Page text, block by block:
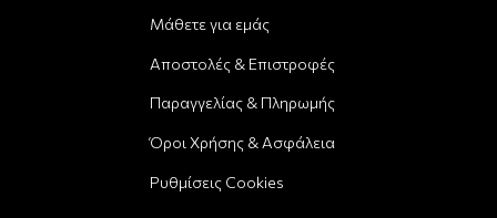
Μάθετε για εμάς
Αποστολές & Επιστροφές
Παραγγελίας & Πληρωμής
Όροι Χρήσης & Ασφάλεια
Ρυθμίσεις Cookies